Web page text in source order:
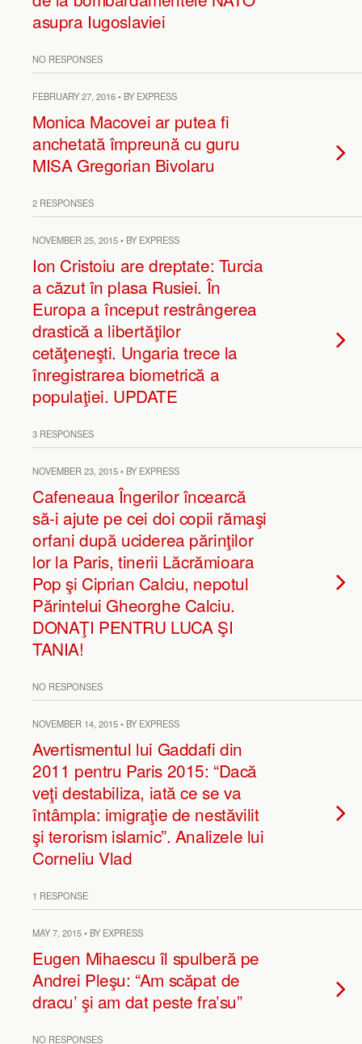
asupra Iugoslaviei
NO RESPONSES
FEBRUARY 27, 2016 • BY EXPRESS
Monica Macovei ar putea fi
anchetată împreună cu guru
MISA Gregorian Bivolaru
2 RESPONSES
NOVEMBER 25, 2015 • BY EXPRESS
Ion Cristoiu are dreptate: Turcia
a căzut în plasa Rusiei. În
Europa a început restrângerea
drastică a libertăţilor
cetăţeneşti. Ungaria trece la
înregistrarea biometrică a
populaţiei. UPDATE
3 RESPONSES
NOVEMBER 23, 2015 • BY EXPRESS
Cafeneaua Îngerilor încearcă
să-i ajute pe cei doi copii rămaşi
orfani după uciderea părinţilor
lor la Paris, tinerii Lăcrămioara
Pop şi Ciprian Calciu, nepotul
Părintelui Gheorghe Calciu.
DONAŢI PENTRU LUCA ŞI
TANIA!
NO RESPONSES
NOVEMBER 14, 2015 • BY EXPRESS
Avertismentul lui Gaddafi din
2011 pentru Paris 2015: “Dacă
veţi destabiliza, iată ce se va
întâmpla: imigraţie de nestăvilit
şi terorism islamic”. Analizele lui
Corneliu Vlad
1 RESPONSE
MAY 7, 2015 • BY EXPRESS
Eugen Mihaescu îl spulberă pe
Andrei Pleşu: “Am scăpat de
dracu’ şi am dat peste fra’su”
NO RESPONSES